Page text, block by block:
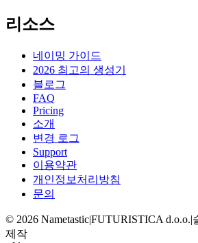
리소스
네이밍 가이드
2026 최고의 생성기
블로그
FAQ
Pricing
소개
변경 로그
Support
이용약관
개인정보처리방침
문의
© 2026 Nametastic|FUTURISTICA d.o.o.|
제작